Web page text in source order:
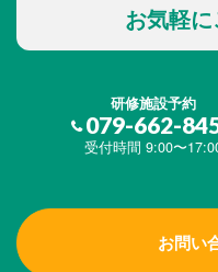
お気軽
研修施設予約
079-662-
受付時間 9:00〜
お問い